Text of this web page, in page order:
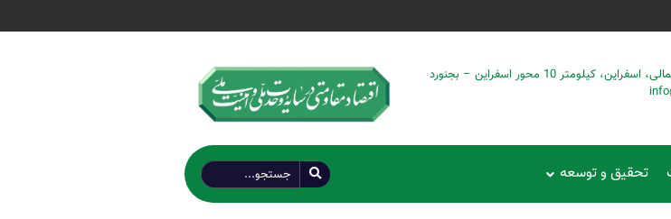
کیلومتر 10 محور اسفراین – بجنورد
تحقیق و توسعه